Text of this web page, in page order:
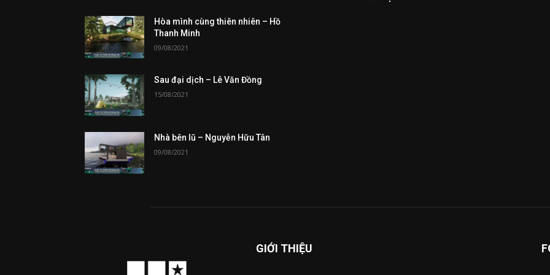
Hòa mình cùng thiên nhiên – Hồ
Thanh Minh
09/08/2021
Sau đại dịch – Lê Văn Đồng
15/08/2021
Nhà bên lũ – Nguyễn Hữu Tân
09/08/2021
GIỚI THIỆU